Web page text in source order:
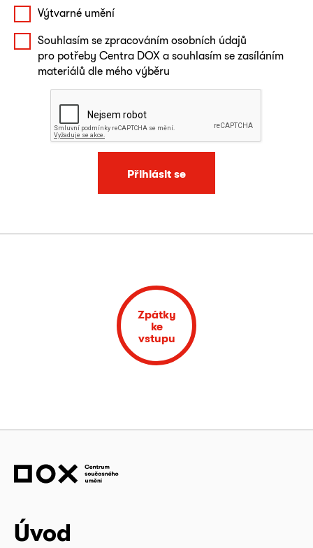
Výtvarné umění
Souhlasím se zpracováním osobních údajů
pro potřeby Centra DOX a souhlasím se zasíláním
materiálů dle mého výběru
Přihlásit se
Zpátky
ke
vstupu
Úvod